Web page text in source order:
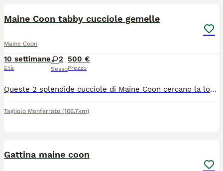
Maine Coon tabby cucciole gemelle
Maine Coon
10 settimane
Età
2
Sesso
500 €
Prezzo
Queste 2 splendide cucciole di Maine Coon cercano la loro famiglia. Pronte da subito per essere portate nella vostra vita Si cedono con primo vaccino, e vaccino Felv, libretto sanitario e controllo medico, sverminate e trattate contro le pulci. No pedegree quindi no obbligo di sterilizzazione Per maggiori informazioni..foto..video loro e dei genitori o per venire direttamente a vederle senza obbligo di acquisto scrivetemi qui o su WhatsApp (n.3738651858)
Tagliolo Monferrato (106.7km)
Gattina maine coon